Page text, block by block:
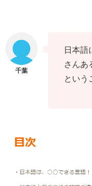
日本語
さんあ
という